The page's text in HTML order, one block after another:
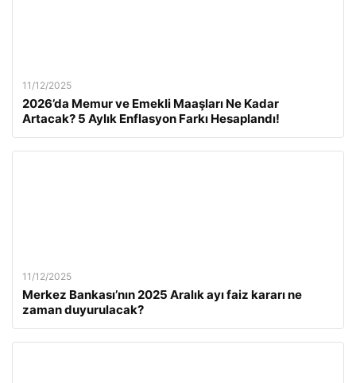
11/12/2025
2026’da Memur ve Emekli Maaşları Ne Kadar
Artacak? 5 Aylık Enflasyon Farkı Hesaplandı!
11/12/2025
Merkez Bankası’nın 2025 Aralık ayı faiz kararı ne
zaman duyurulacak?